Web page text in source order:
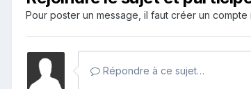
Pour poster un message, il faut créer un
Répondre à ce sujet…